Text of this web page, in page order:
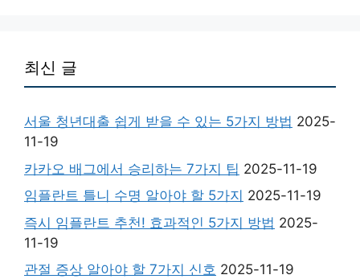
최신 글
서울 청년대출 쉽게 받을 수 있는 5가지 방법 2025-
11-19
카카오 배그에서 승리하는 7가지 팁 2025-11-19
임플란트 틀니 수명 알아야 할 5가지 2025-11-19
즉시 임플란트 추천! 효과적인 5가지 방법 2025-
11-19
관절 증상 알아야 할 7가지 신호 2025-11-19